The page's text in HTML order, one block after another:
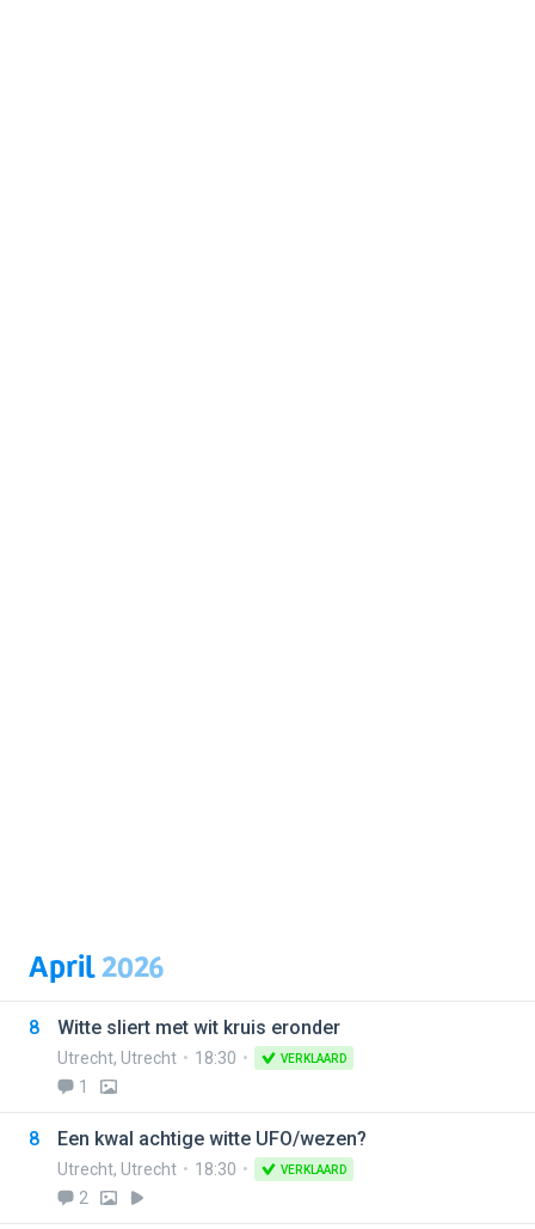
April2026
8 Witte sliert met wit kruis eronder
Utrecht, Utrecht 18:30 VERKLAARD
1
8 Een kwal achtige witte UFO/wezen?
Utrecht, Utrecht 18:30 VERKLAARD
2